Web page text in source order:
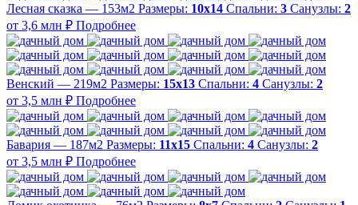
Лесная сказка — 153м2 Размеры: 10х14 Спальни: 3 Санузлы: 2
от 3,6 млн ₽ Подробнее
Венский — 219м2 Размеры: 15х13 Спальни: 4 Санузлы: 2
от 3,5 млн ₽ Подробнее
Бавария — 187м2 Размеры: 11х15 Спальни: 4 Санузлы: 2
от 3,5 млн ₽ Подробнее